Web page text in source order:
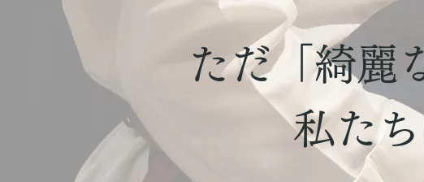
ただ「綺麗
私た